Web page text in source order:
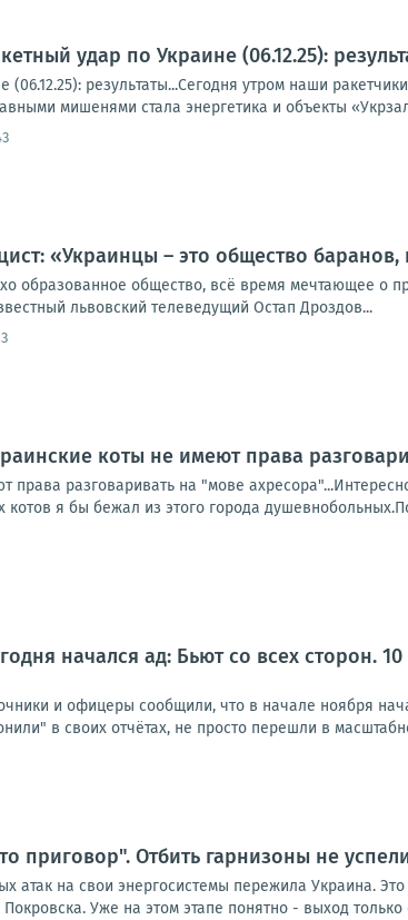
удар по Украине (06.12.25):
(06.12.25): результаты...Сегодня утром наши
мишенями стала энергетика и объекты
«Украинцы – это общество
образованное общество, всё время мечтающее о
львовский телеведущий Остап Дроздов...
коты не имеют права
права разговаривать на "мове
котов я бы бежал из этого города
начался ад: Бьют со всех сторон.
и офицеры сообщили, что в начале ноября
в своих отчётах, не просто перешли в
приговор". Отбить гарнизоны не
атак на свои энергосистемы пережила Украина.
Уже на этом этапе понятно - выход только